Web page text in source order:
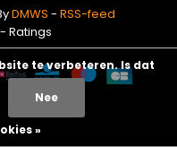
DMWS - RSS-feed
- Ratings
te verbeteren. Is dat
Nee
»